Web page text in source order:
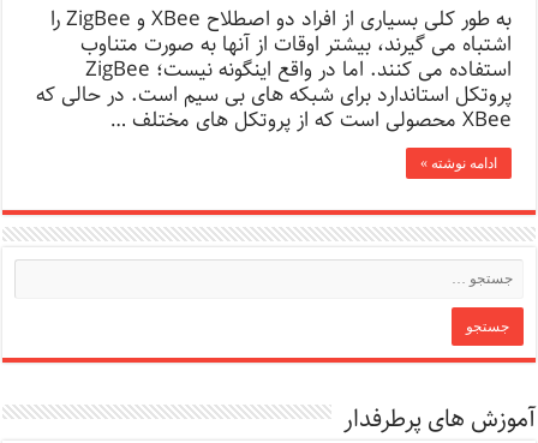
به طور کلی بسیاری از افراد دو اصطلاح XBee و ZigBee را
اشتباه می گیرند، بیشتر اوقات از آنها به صورت متناوب
استفاده می کنند. اما در واقع اینگونه نیست؛ ZigBee
پروتکل استاندارد برای شبکه های بی سیم است. در حالی که
XBee محصولی است که از پروتکل های مختلف …
ادامه نوشته »
آموزش های پرطرفدار